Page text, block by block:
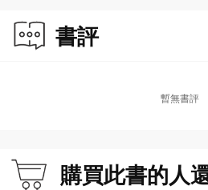
書評
暫無書評
購買此書的人